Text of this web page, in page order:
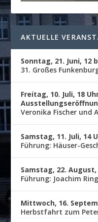
AKTUELLE
Sonntag, 21. Juni, 12
31. Großes
Freitag, 10. Juli, 18
Veronika Fischer und
Samstag, 11. Juli, 14
Führung: Häuser-
Samstag, 22. August,
Führung: Joachim
Mittwoch, 16.
Herbstfahrt zum